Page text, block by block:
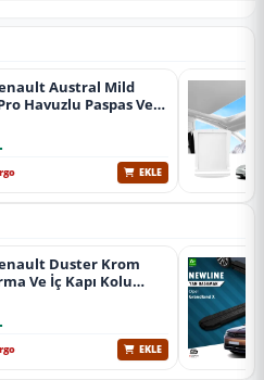
Austral Mild
Havuzlu Paspas Ve
EKLE
Duster Krom
Ve İç Kapı Kolu
EKLE